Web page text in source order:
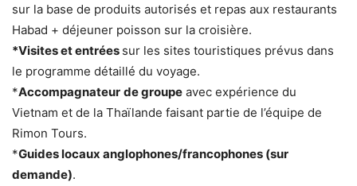
sur la base de produits autorisés et repas aux restaurants
Habad + déjeuner poisson sur la croisière.
*Visites et entrées sur les sites touristiques prévus dans
le programme détaillé du voyage.
*Accompagnateur de groupe avec expérience du
Vietnam et de la Thaïlande faisant partie de l’équipe de
Rimon Tours.
*Guides locaux anglophones/francophones (sur
demande).